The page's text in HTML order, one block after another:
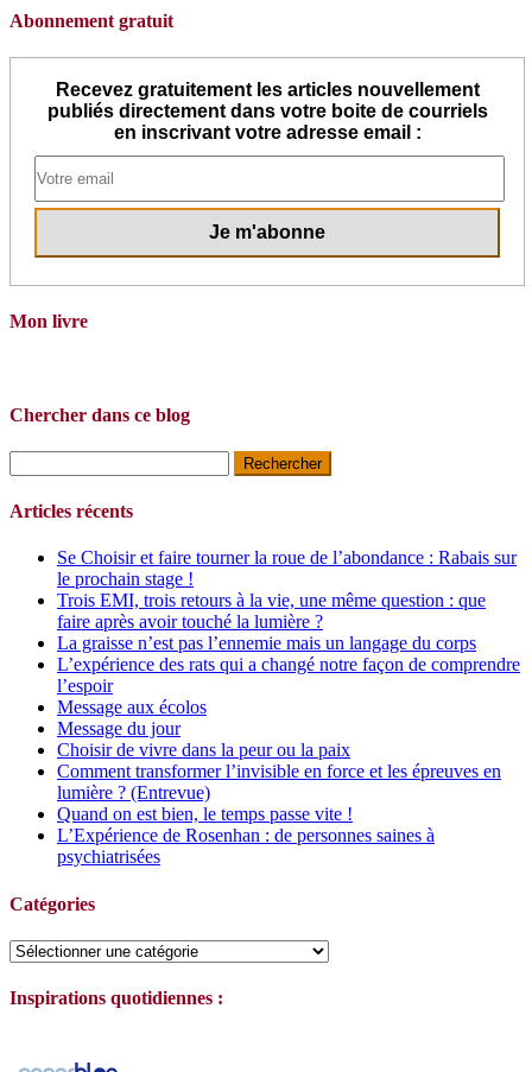
Abonnement gratuit
Recevez gratuitement les articles nouvellement
publiés directement dans votre boite de courriels
en inscrivant votre adresse email :
Mon livre
Chercher dans ce blog
Articles récents
Se Choisir et faire tourner la roue de l’abondance : Rabais sur
le prochain stage !
Trois EMI, trois retours à la vie, une même question : que
faire après avoir touché la lumière ?
La graisse n’est pas l’ennemie mais un langage du corps
L’expérience des rats qui a changé notre façon de comprendre
l’espoir
Message aux écolos
Message du jour
Choisir de vivre dans la peur ou la paix
Comment transformer l’invisible en force et les épreuves en
lumière ? (Entrevue)
Quand on est bien, le temps passe vite !
L’Expérience de Rosenhan : de personnes saines à
psychiatrisées
Catégories
Catégories
Inspirations quotidiennes :